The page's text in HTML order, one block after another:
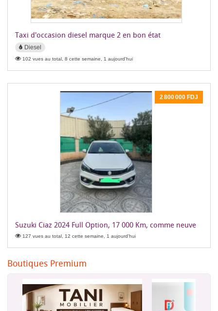
Taxi d'occasion diesel marque 2 en bon état
Diesel
102 vues au total, 8 cette semaine, 1 aujourd'hui
2 800 000 FDJ
Suzuki Ciaz 2024 Full Option, 17 000 Km, comme neuve
127 vues au total, 12 cette semaine, 1 aujourd'hui
Boutiques Premium